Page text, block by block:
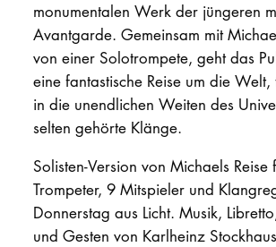
monumentalen Werk der jüngeren
Avantgarde. Gemeinsam mit
von einer Solotrompete, geht das
eine fantastische Reise um die
in die unendlichen Weiten des
selten gehörte Klänge.
Solisten-Version von Michaels Reise
Trompeter, 9 Mitspieler und
Donnerstag aus Licht. Musik,
und Gesten von Karlheinz